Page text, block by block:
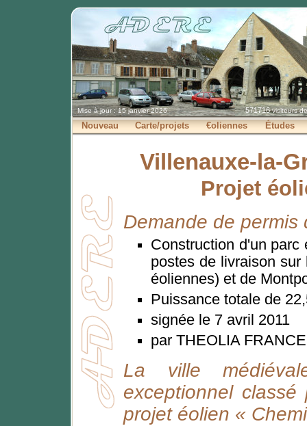
Mise à jour : 15 janvier 2026 571716visiteurs
Nouveau Carte/projets €oliennes Études
Villenauxe-la-
Projet
Demande de permis
Construction d'un
postes de livraison
éoliennes) et de
Puissance totale de
signée le 7 avril 2011
par THEOLIA FRANCE
La ville
exceptionnel
projet éolien «